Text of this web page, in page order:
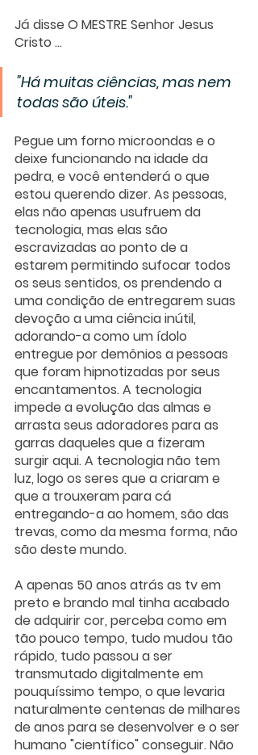
Já disse O MESTRE Senhor Jesus
Cristo ...
"Há muitas ciências, mas nem
todas são úteis."
Pegue um forno microondas e o
deixe funcionando na idade da
pedra, e você entenderá o que
estou querendo dizer. As pessoas,
elas não apenas usufruem da
tecnologia, mas elas são
escravizadas ao ponto de a
estarem permitindo sufocar todos
os seus sentidos, os prendendo a
uma condição de entregarem suas
devoção a uma ciência inútil,
adorando-a como um ídolo
entregue por demônios a pessoas
que foram hipnotizadas por seus
encantamentos. A tecnologia
impede a evolução das almas e
arrasta seus adoradores para as
garras daqueles que a fizeram
surgir aqui. A tecnologia não tem
luz, logo os seres que a criaram e
que a trouxeram para cá
entregando-a ao homem, são das
trevas, como da mesma forma, não
são deste mundo.
A apenas 50 anos atrás as tv em
preto e brando mal tinha acabado
de adquirir cor, perceba como em
tão pouco tempo, tudo mudou tão
rápido, tudo passou a ser
transmutado digitalmente em
pouquíssimo tempo, o que levaria
naturalmente centenas de milhares
de anos para se desenvolver e o ser
humano "científico" conseguir. Não